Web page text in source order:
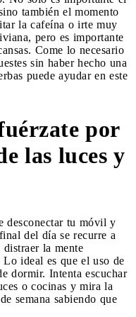
también el momento
la cafeína o irte muy
pero es importante
Come lo necesario
sin haber hecho una
puede ayudar en este
por
las luces y
desconectar tu móvil y
del día se recurre a
la mente
ideal es que el uso de
dormir. Intenta escuchar
o cocinas y mira la
semana sabiendo que